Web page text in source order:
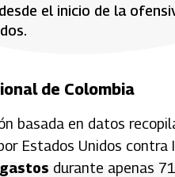
el inicio de la
de Colombia
basada en datos
Estados Unidos
durante apenas